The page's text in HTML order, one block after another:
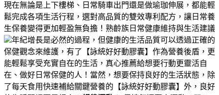
現在無論是上下樓梯、日常騎車出門還是做瑜珈伸展，都能輕
鬆完成各項生活行程，選對高品質的雙效專利配方，讓日常養
生保養變得更加輕盈無負擔！熟齡族日常健康維持與生活建議
年紀增長是必然的過程，但健康的生活品質可以透過正確的
保健觀念來維護，有了【詠統好好動膠囊】作為營養後盾，更
能輕鬆享受充實自在的生活，真心推薦給想要行動更靈活自
在、做好日常保健的人！當然，想要保持良好的生活狀態，除
了每天食用快速補給關鍵營養的【詠統好好動膠囊】外，良好